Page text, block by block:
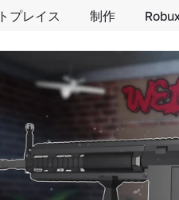
プレイス 制作